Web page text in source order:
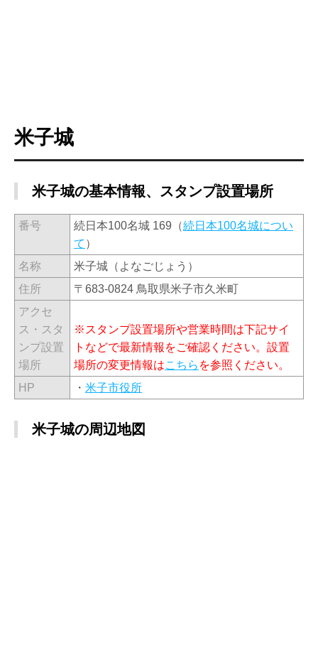
米子城
米子城の基本情報、スタンプ設置場所
番号 続日本100名城 169（続日本100名城につい
て ）
名称
米子城（よなごじょう）
住所
〒683-0824 鳥取県米子市久米町
アクセ
ス・スタ
ンプ設置
場所
※スタンプ設置場所や営業時間は下記サイ
トなどで最新情報をご確認ください。設置
場所の変更情報はこちら を参照ください。
HP
・ 米子市役所
米子城の周辺地図